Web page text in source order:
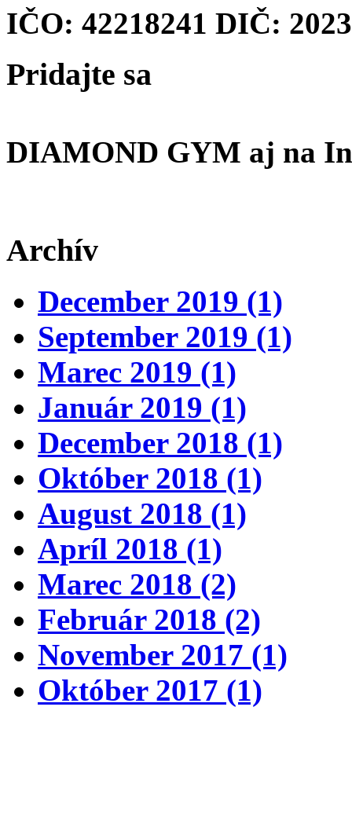
IČO: 42218241 DIČ:
Pridajte sa
DIAMOND GYM aj na
Archív
December 2019 (1)
September 2019 (1)
Marec 2019 (1)
Január 2019 (1)
December 2018 (1)
Október 2018 (1)
August 2018 (1)
Apríl 2018 (1)
Marec 2018 (2)
Február 2018 (2)
November 2017 (1)
Október 2017 (1)